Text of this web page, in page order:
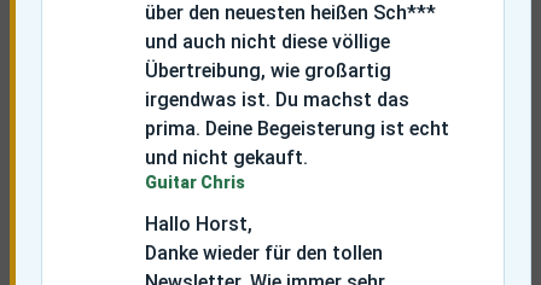
über den neuesten heißen Sch***
und auch nicht diese völlige
Übertreibung, wie großartig
irgendwas ist. Du machst das
prima. Deine Begeisterung ist echt
und nicht gekauft.
Guitar Chris
Hallo Horst,
Danke wieder für den tollen